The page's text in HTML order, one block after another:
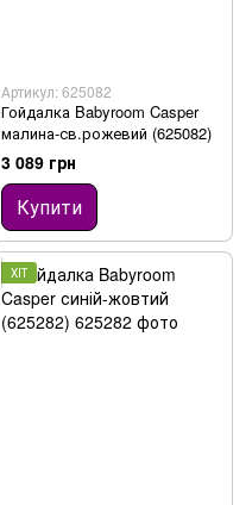
Артикул: 625082
Гойдалка Babyroom Casper
малина-св.рожевий (625082)
3 089 грн
Купити
ХІТ